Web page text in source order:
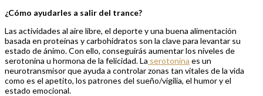
¿Cómo ayudarles a salir del trance?
Las actividades al aire libre, el deporte y una buena alimentación
basada en proteínas y carbohidratos son la clave para levantar su
estado de ánimo. Con ello, conseguirás aumentar los niveles de
serotonina u hormona de la felicidad. La serotonina es un
neurotransmisor que ayuda a controlar zonas tan vitales de la vida
como es el apetito, los patrones del sueño/vigilia, el humor y el
estado emocional.